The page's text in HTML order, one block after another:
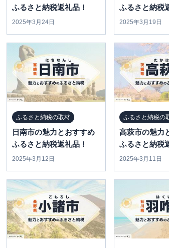
ふるさと納税返礼品！
2025年3月24日
ふるさと納税
2025年3月19日
ふるさと納税の取材
日南市の魅力とおすすめ
ふるさと納税返礼品！
2025年3月12日
ふるさと納税の
高萩市の魅力
ふるさと納税
2025年3月11日